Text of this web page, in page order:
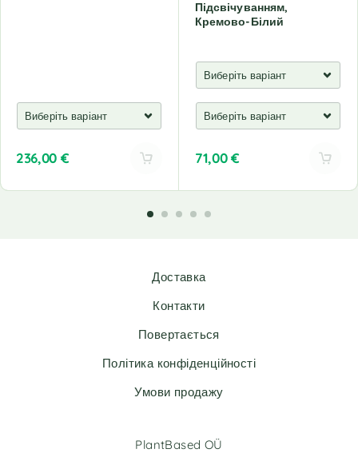
236,00 €
Підсвічуванням,
Кремово-Білий
71,00€
t
a
v
:
Доставка
Контакти
Повертається
Політика конфіденційності
Умови продажу
PlantBased OÜ